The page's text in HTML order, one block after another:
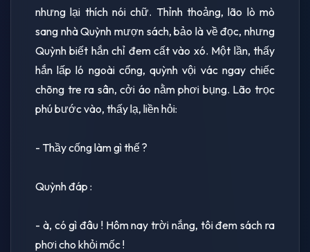
nhưng lại thích nói chữ. Thỉnh thoảng, lão lò mò
sang nhà Quỳnh mượn sách, bảo là về đọc, nhưng
Quỳnh biết hắn chỉ đem cất vào xó. Một lần, thấy
hắn lấp ló ngoài cổng, quỳnh vội vác ngay chiếc
chõng tre ra sân, cởi áo nằm phơi bụng. Lão trọc
phú bước vào, thấy lạ, liền hỏi:
- Thầy cống làm gì thế ?
Quỳnh đáp :
- à, có gì đâu ! Hôm nay trời nắng, tôi đem sách ra
phơi cho khỏi mốc !